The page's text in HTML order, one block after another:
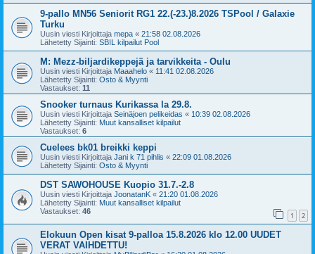
9-pallo MN56 Seniorit RG1 22.(-23.)8.2026 TSPool / Galaxie
Turku
Uusin viesti Kirjoittaja mepa « 21:58 02.08.2026
Lähetetty Sijainti: SBIL kilpailut Pool
M: Mezz-biljardikeppejä ja tarvikkeita - Oulu
Uusin viesti Kirjoittaja Maaahelo « 11:41 02.08.2026
Lähetetty Sijainti: Osto & Myynti
Vastaukset: 11
Snooker turnaus Kurikassa la 29.8.
Uusin viesti Kirjoittaja Seinäjoen pelikeidas « 10:39 02.08.2026
Lähetetty Sijainti: Muut kansalliset kilpailut
Vastaukset: 6
Cuelees bk01 breikki keppi
Uusin viesti Kirjoittaja Jani k 71 pihlis « 22:09 01.08.2026
Lähetetty Sijainti: Osto & Myynti
DST SAWOHOUSE Kuopio 31.7.-2.8
Uusin viesti Kirjoittaja JoonatanK « 21:20 01.08.2026
Lähetetty Sijainti: Muut kansalliset kilpailut
Vastaukset: 46 1 2
Elokuun Open kisat 9-palloa 15.8.2026 klo 12.00 UUDET
VERAT VAIHDETTU!